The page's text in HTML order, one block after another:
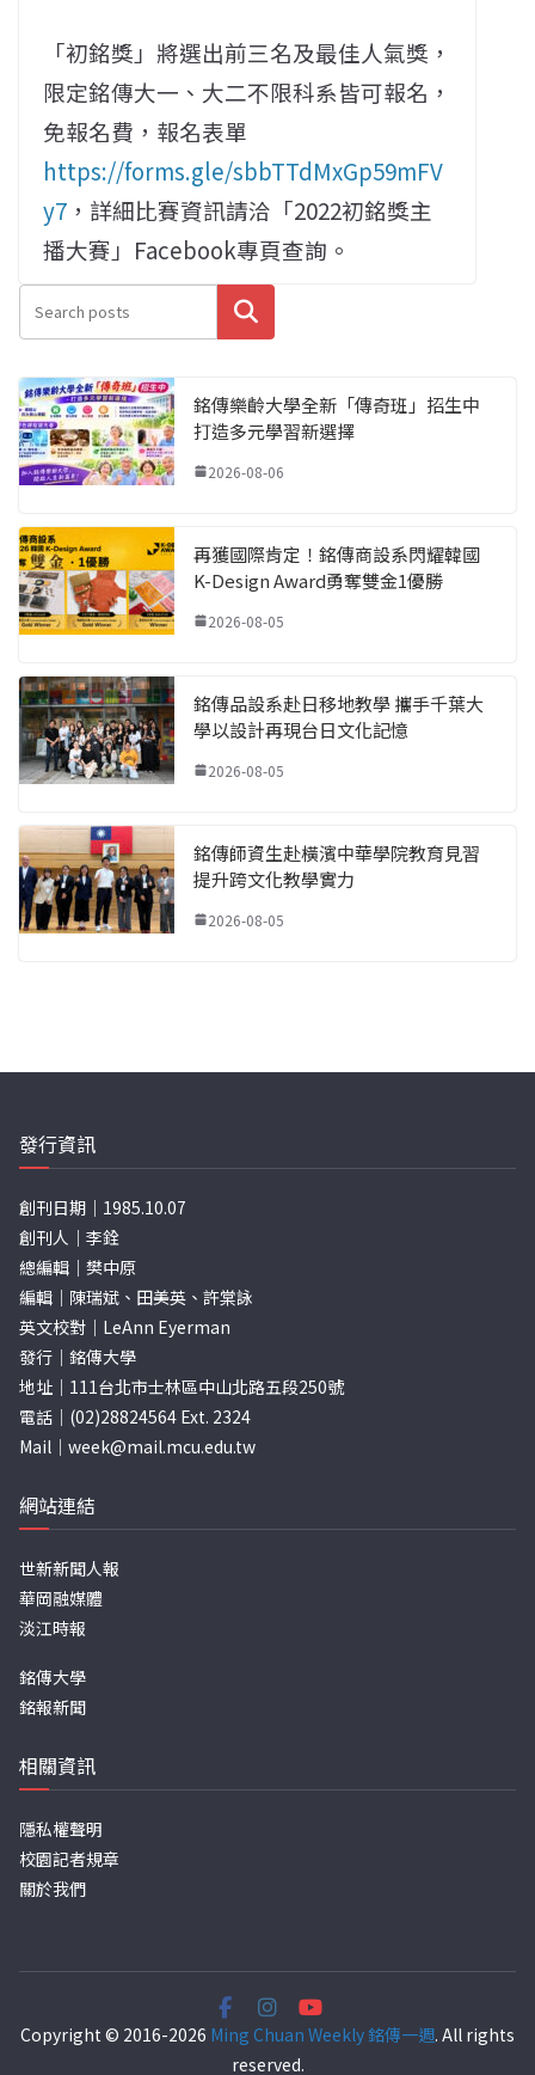
「初銘獎」將選出前三名及最佳人氣獎，
限定銘傳大一、大二不限科系皆可報名，
免報名費，報名表單
https://forms.gle/sbbTTdMxGp59mFV
y7 ，詳細比賽資訊請洽「2022初銘獎主
播大賽」Facebook專頁查詢。
搜尋
銘傳樂齡大學全新「傳奇班」招生中
打造多元學習新選擇
2026-08-06
再獲國際肯定！銘傳商設系閃耀韓國
K-Design Award勇奪雙金1優勝
2026-08-05
銘傳品設系赴日移地教學 攜手千葉大
學以設計再現台日文化記憶
2026-08-05
銘傳師資生赴橫濱中華學院教育見習
提升跨文化教學實力
2026-08-05
發行資訊
創刊日期｜1985.10.07
創刊人｜李銓
總編輯｜樊中原
編輯｜陳瑞斌、田美英、許棠詠
英文校對｜LeAnn Eyerman
發行｜銘傳大學
地址｜111台北市士林區中山北路五段250號
電話｜(02)28824564 Ext. 2324
Mail｜ week@mail.mcu.edu.tw
網站連結
世新新聞人報
華岡融媒體
淡江時報
銘傳大學
銘報新聞
相關資訊
隱私權聲明
校園記者規章
關於我們
Copyright © 2016-2026 Ming Chuan Weekly 銘傳一週. All rights
reserved.